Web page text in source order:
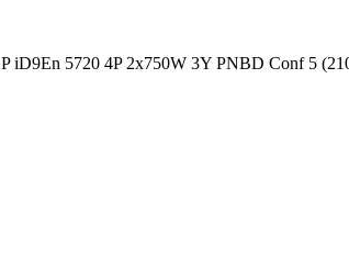
iD9En 5720 4P 2x750W 3Y PNBD Conf 5